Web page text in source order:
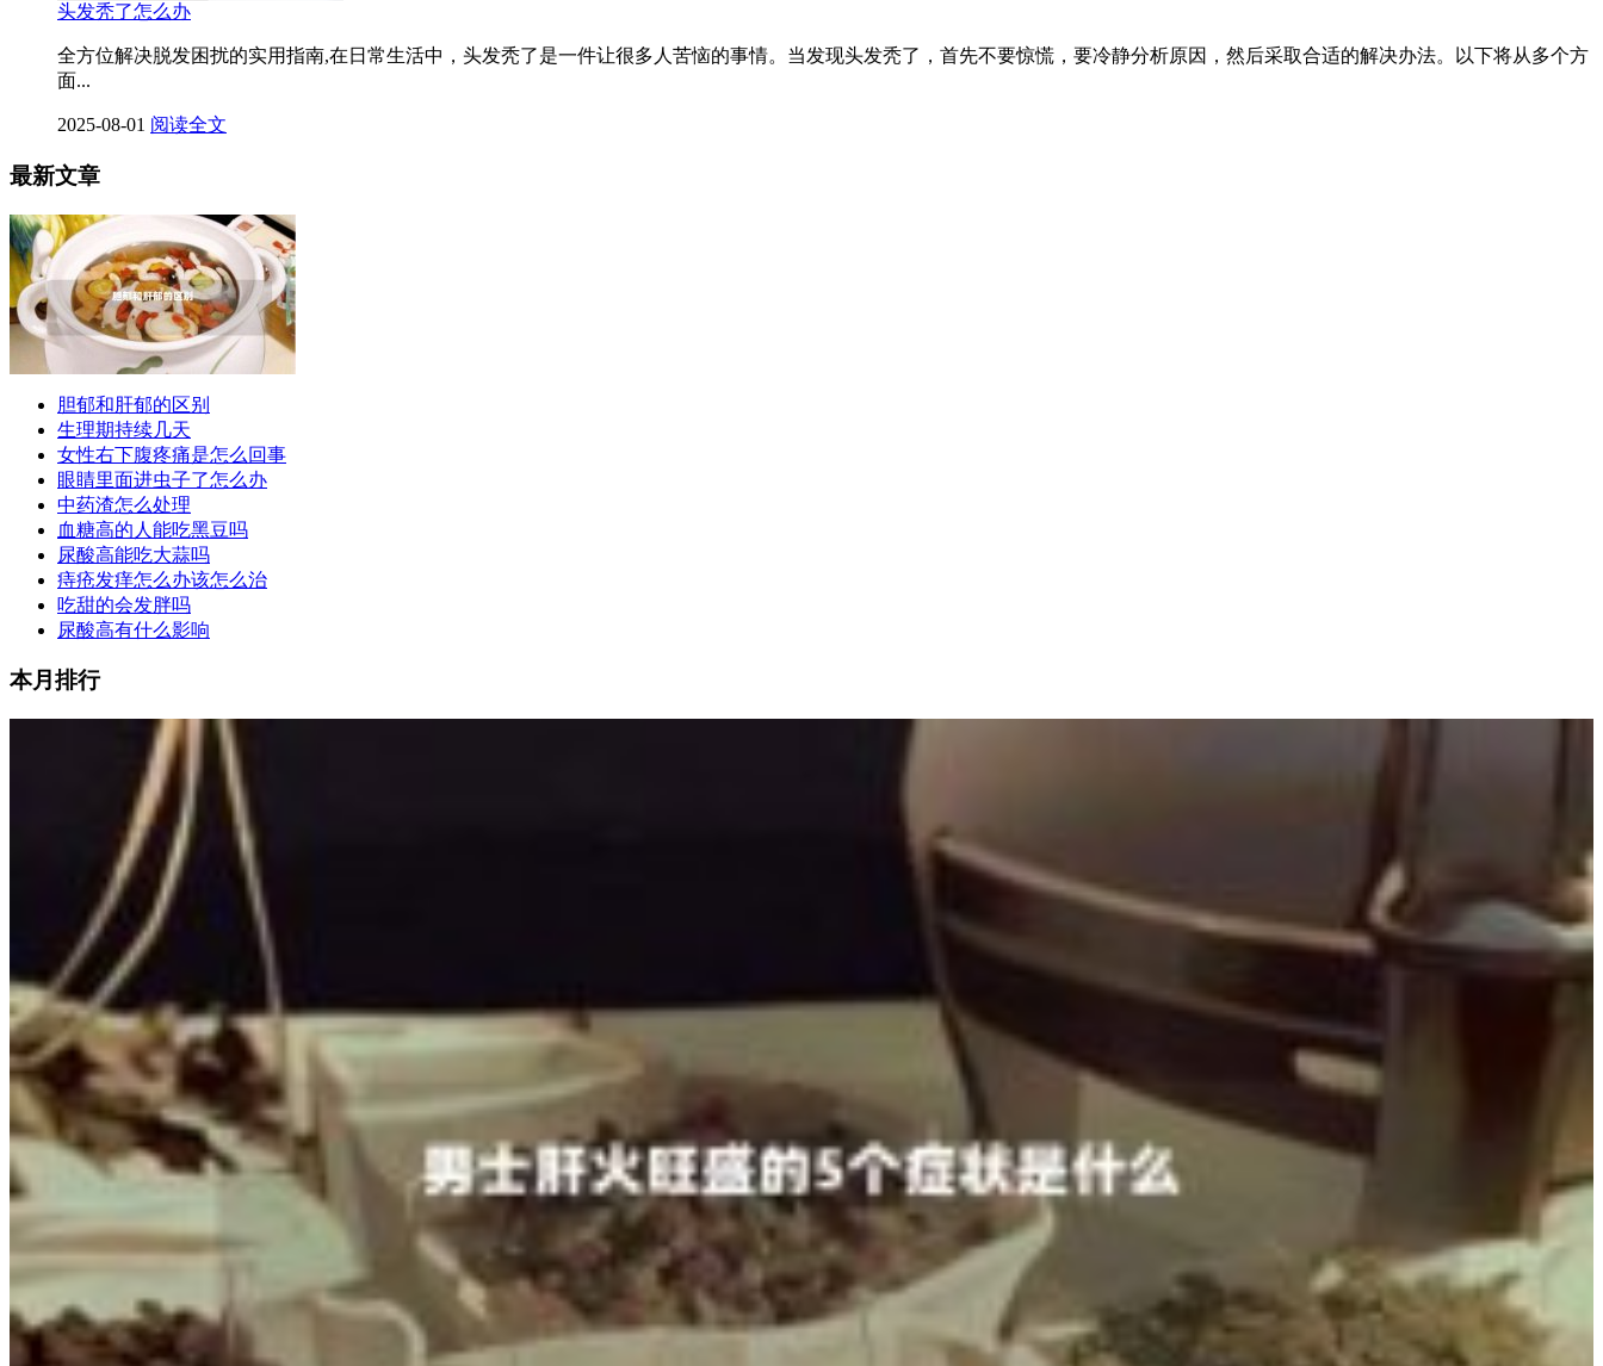
头发秃了怎么办
全方位解决脱发困扰的实用指南,在日常生活中，头发秃了是一件让很多人苦恼的事情。当发现头发秃了，首先不要惊慌，要冷静分析原因，然后采取合适的解决办法。以下将从多个方
面...
2025-08-01 阅读全文
最新文章
胆郁和肝郁的区别
生理期持续几天
女性右下腹疼痛是怎么回事
眼睛里面进虫子了怎么办
中药渣怎么处理
血糖高的人能吃黑豆吗
尿酸高能吃大蒜吗
痔疮发痒怎么办该怎么治
吃甜的会发胖吗
尿酸高有什么影响
本月排行